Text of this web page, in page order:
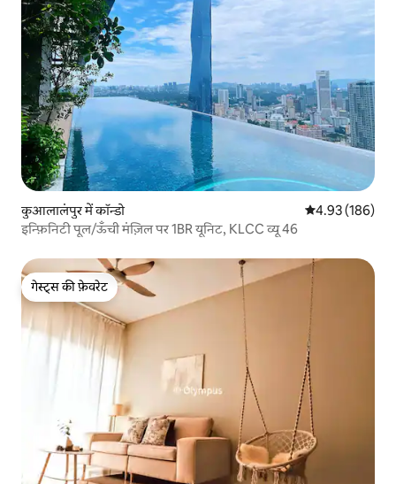
कुआलालंपुर में कॉन्डो औसत रेटिंग 5 में से
4.93 (186)
इन्फ़िनिटी पूल/ऊँची मंज़िल पर 1BR यूनिट, KLCC व्यू 46
गेस्ट्स की फ़ेवरेट
गेस्ट्स की फ़ेवरेट